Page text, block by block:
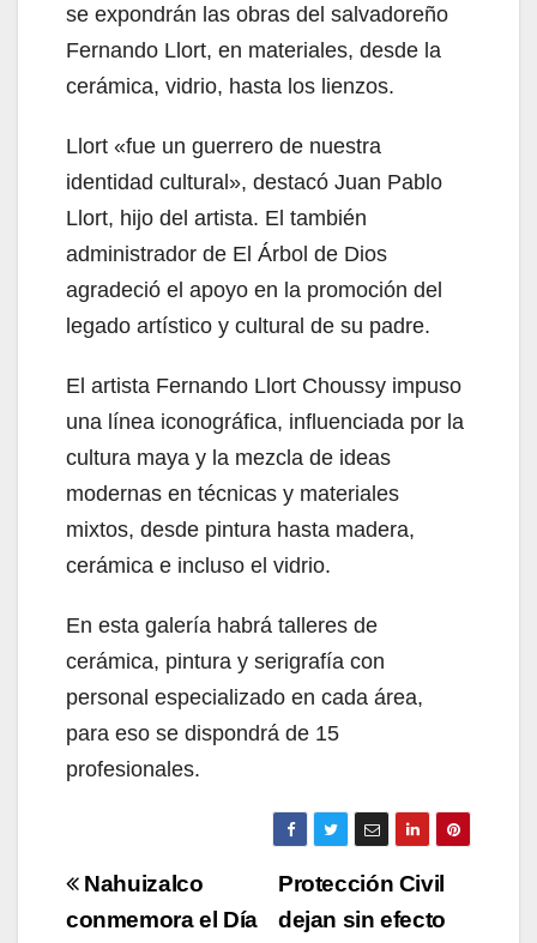
se expondrán las obras del salvadoreño
Fernando Llort, en materiales, desde la
cerámica, vidrio, hasta los lienzos.
Llort «fue un guerrero de nuestra
identidad cultural», destacó Juan Pablo
Llort, hijo del artista. El también
administrador de El Árbol de Dios
agradeció el apoyo en la promoción del
legado artístico y cultural de su padre.
El artista Fernando Llort Choussy impuso
una línea iconográfica, influenciada por la
cultura maya y la mezcla de ideas
modernas en técnicas y materiales
mixtos, desde pintura hasta madera,
cerámica e incluso el vidrio.
En esta galería habrá talleres de
cerámica, pintura y serigrafía con
personal especializado en cada área,
para eso se dispondrá de 15
profesionales.
Navegación
de
Protección Civil
dejan sin efecto
Nahuizalco
conmemora el Día